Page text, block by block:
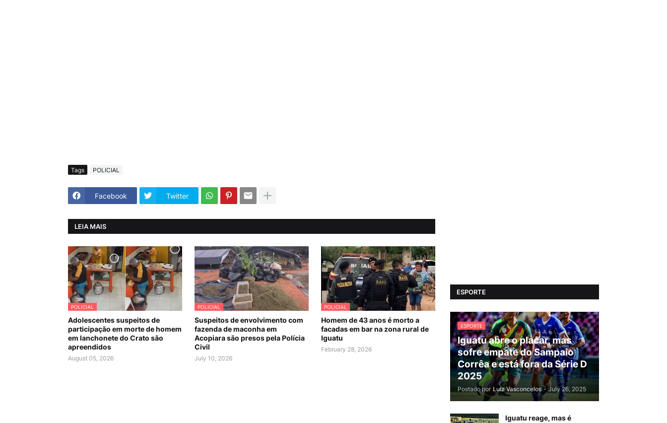
Tags POLICIAL
Facebook Twitter
LEIA MAIS
POLICIAL
Adolescentes suspeitos de
participação em morte de homem
em lanchonete do Crato são
apreendidos
August 05, 2026
POLICIAL
Suspeitos de envolvimento com
fazenda de maconha em
Acopiara são presos pela Polícia
Civil
July 10, 2026
POLICIAL
Homem de 43 anos é morto a
facadas em bar na zona rural de
Iguatu
February 28, 2026
ESPORTE
ESPORTE
Iguatu abre o placar, mas
sofre empate do Sampaio
Corrêa e está fora da Série D
2025
Postado por Luiz Vasconcelos - July 26, 2025
Iguatu reage, mas é